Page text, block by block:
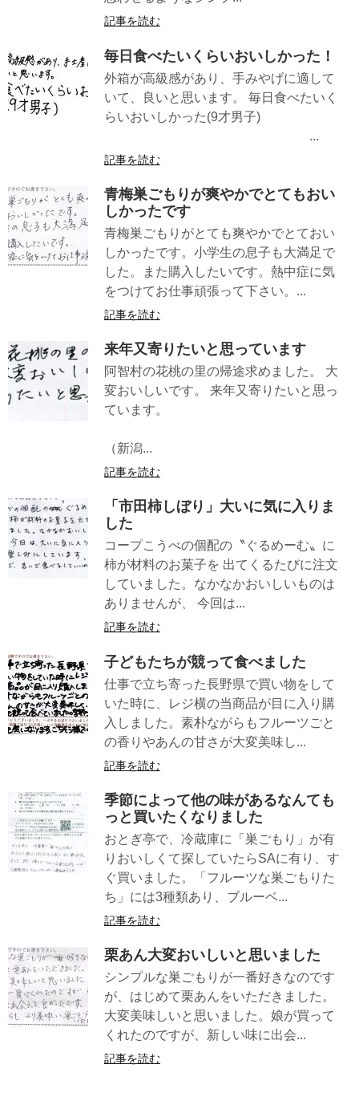
記事を読む
毎日食べたいくらいおいしかった！
外箱が高級感があり、手みやげに適して
いて、良いと思います。 毎日食べたいく
らいおいしかった(9才男子)
...
記事を読む
青梅巣ごもりが爽やかでとてもおい
しかったです
青梅巣ごもりがとても爽やかでとておい
しかったです。小学生の息子も大満足で
した。また購入したいです。熱中症に気
をつけてお仕事頑張って下さい。...
記事を読む
来年又寄りたいと思っています
阿智村の花桃の里の帰途求めました。 大
変おいしいです。 来年又寄りたいと思っ
ています。
（新潟...
記事を読む
「市田柿しぼり」大いに気に入りま
した
コープこうべの個配の〝ぐるめーむ〟に
柿が材料のお菓子を 出てくるたびに注文
していました。なかなかおいしいものは
ありませんが、 今回は...
記事を読む
子どもたちが競って食べました
仕事で立ち寄った長野県で買い物をして
いた時に、レジ横の当商品が目に入り購
入しました。素朴ながらもフルーツごと
の香りやあんの甘さが大変美味し...
記事を読む
季節によって他の味があるなんても
っと買いたくなりました
おとぎ亭で、冷蔵庫に「巣ごもり」が有
りおいしくて探していたらSAに有り、す
ぐ買いました。「フルーツな巣ごもりた
ち」には3種類あり、ブルーベ...
記事を読む
栗あん大変おいしいと思いました
シンプルな巣ごもりが一番好きなのです
が、はじめて栗あんをいただきました。
大変美味しいと思いました。娘が買って
くれたのですが、新しい味に出会...
記事を読む